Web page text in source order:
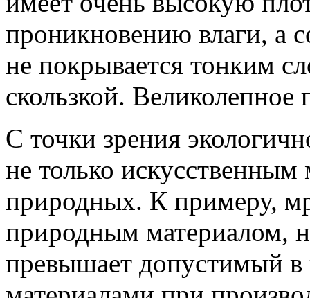
проникновению влаги, а
не покрывается тонким
скользкой. Великолепное
С точки зрения
не только
природных. К примеру,
природным материалом,
превышает допустимый